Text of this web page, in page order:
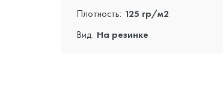
Плотность: 125 гр/м2
Вид: На резинке